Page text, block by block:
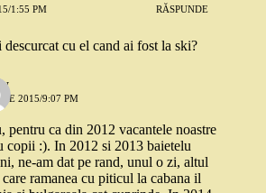
1:55 PM RĂSPUNDE
cu el cand ai fost la ski?
2015/9:07 PM
pentru ca din 2012 vacantele noastre
copii :). In 2012 si 2013 baietelu
ne-am dat pe rand, unul o zi, altul
ramanea cu piticul la cabana il